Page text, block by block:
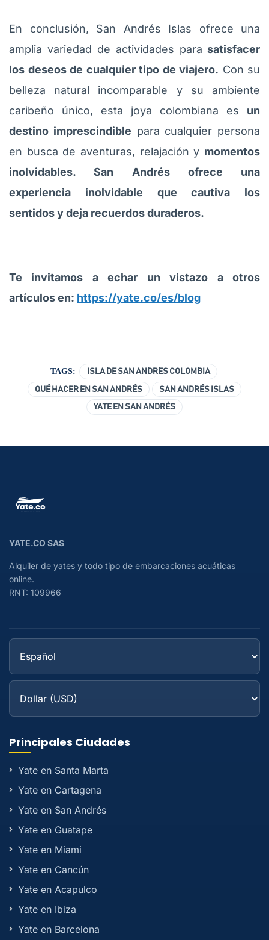
En conclusión, San Andrés Islas ofrece una
amplia variedad de actividades para satisfacer
los deseos de cualquier tipo de viajero. Con su
belleza natural incomparable y su ambiente
caribeño único, esta joya colombiana es un
destino imprescindible para cualquier persona
en busca de aventuras, relajación y momentos
inolvidables. San Andrés ofrece una
experiencia inolvidable que cautiva los
sentidos y deja recuerdos duraderos.
Te invitamos a echar un vistazo a otros
artículos en: https://yate.co/es/blog
TAGS: ISLA DE SAN ANDRES COLOMBIA
QUÉ HACER EN SAN ANDRÉS SAN ANDRÉS ISLAS
YATE EN SAN ANDRÉS
YATE.CO SAS
Alquiler de yates y todo tipo de embarcaciones acuáticas
online.
RNT: 109966
Principales Ciudades
Yate en Santa Marta
Yate en Cartagena
Yate en San Andrés
Yate en Guatape
Yate en Miami
Yate en Cancún
Yate en Acapulco
Yate en Ibiza
Yate en Barcelona